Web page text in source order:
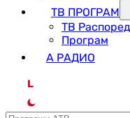
ТВ ПРОГРАМ
ТВ Распоред
Програм
А РАДИО
L